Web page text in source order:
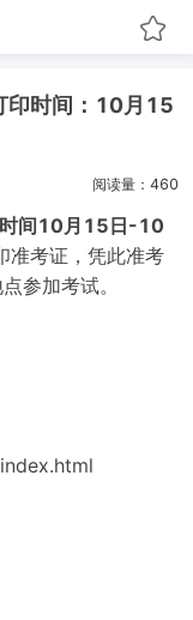
印时间：10月15
阅读量：460
时间10月15日-10
准考证，凭此准考
参加考试。